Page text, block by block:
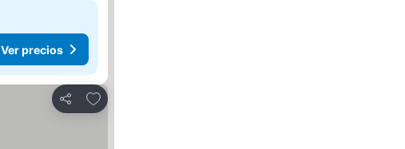
Ver precios
Compartir
Agregar a favoritos